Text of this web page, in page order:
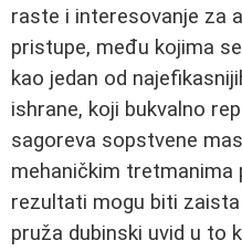
raste i interesovanje za
pristupe, među kojima se
kao jedan od
ishrane, koji bukvalno
sagoreva sopstvene
mehaničkim tretmanima
rezultati mogu biti
pruža dubinski uvid u to